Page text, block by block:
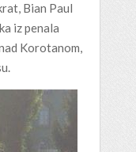
Bian Paul
iz penala
Korotanom,